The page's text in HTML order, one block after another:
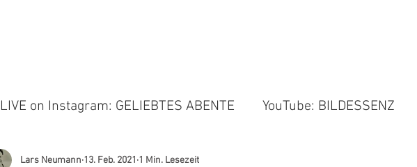
LIVE on Instagram: GELIEBTES ABENTE YouTube: BILDESSENZ
Lars Neumann 13. Feb. 2021 1 Min. Lesezeit